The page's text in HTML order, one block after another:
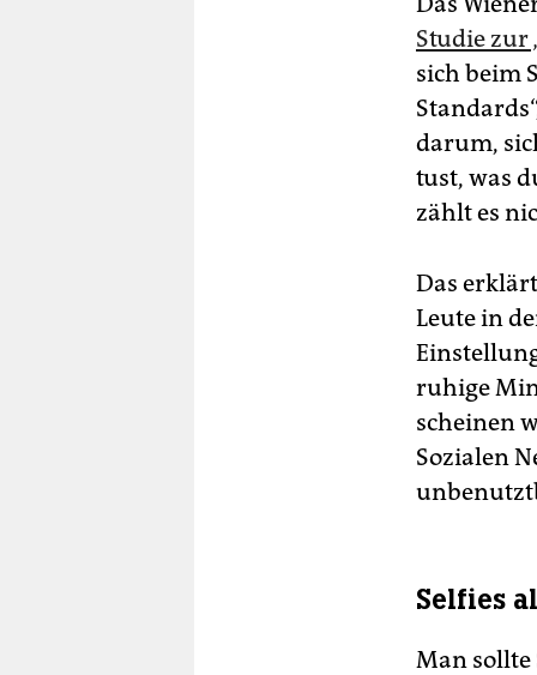
Studie zur
sich beim
darum,
tust, was
zählt es
Das
Leute in
ruhige
scheinen
Sozialen
Selfies
Man